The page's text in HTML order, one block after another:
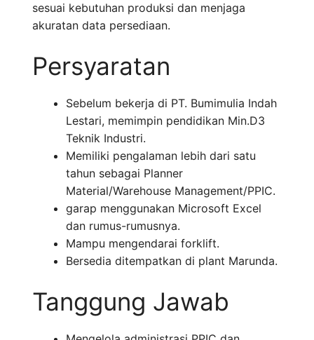
sesuai kebutuhan produksi dan menjaga
akuratan data persediaan.
Persyaratan
Sebelum bekerja di PT. Bumimulia Indah
Lestari, memimpin pendidikan Min.D3
Teknik Industri.
Memiliki pengalaman lebih dari satu
tahun sebagai Planner
Material/Warehouse Management/PPIC.
garap menggunakan Microsoft Excel
dan rumus-rumusnya.
Mampu mengendarai forklift.
Bersedia ditempatkan di plant Marunda.
Tanggung Jawab